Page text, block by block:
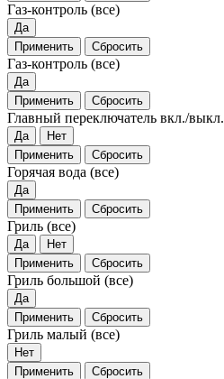
Газ-контроль (все)
Да
Применить
Сбросить
Газ-контроль (все)
Да
Применить
Сбросить
Главный переключатель вкл./выкл.
Да
Нет
Применить
Сбросить
Горячая вода (все)
Да
Применить
Сбросить
Гриль (все)
Да
Нет
Применить
Сбросить
Гриль большой (все)
Да
Применить
Сбросить
Гриль малый (все)
Нет
Применить
Сбросить